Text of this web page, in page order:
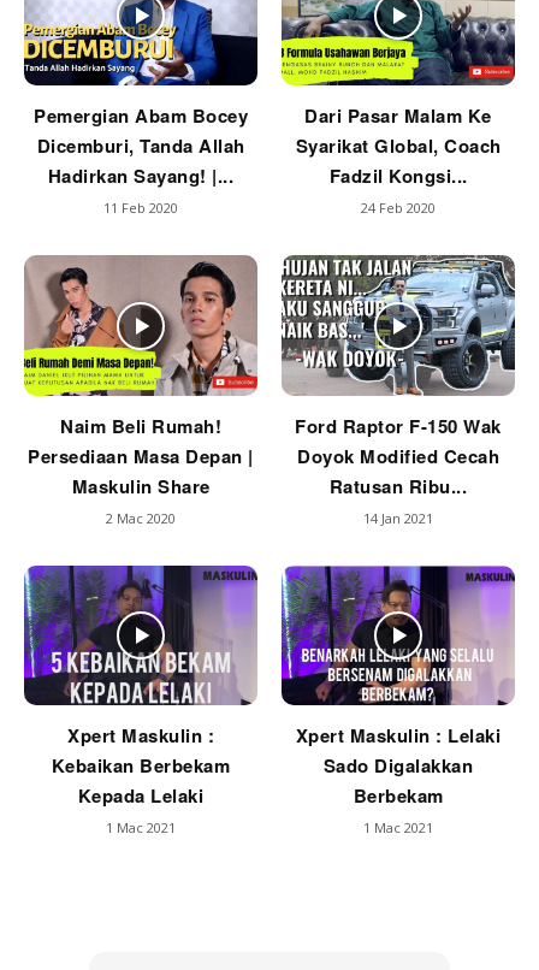
Pemergian Abam Bocey
Dicemburi, Tanda Allah
Hadirkan Sayang! |...
11 Feb 2020
Dari Pasar Malam Ke
Syarikat Global, Coach
Fadzil Kongsi...
24 Feb 2020
Naim Beli Rumah!
Persediaan Masa Depan |
Maskulin Share
2 Mac 2020
Ford Raptor F-150 Wak
Doyok Modified Cecah
Ratusan Ribu...
14 Jan 2021
Xpert Maskulin :
Kebaikan Berbekam
Kepada Lelaki
1 Mac 2021
Xpert Maskulin : Lelaki
Sado Digalakkan
Berbekam
1 Mac 2021